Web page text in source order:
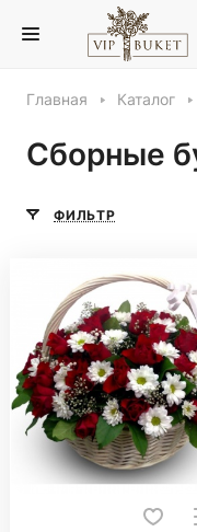
Главная Каталог
Сборные
ФИЛЬТР